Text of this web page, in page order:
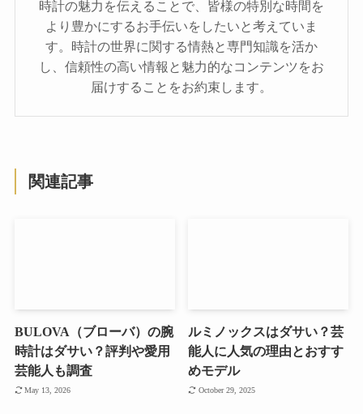
時計の魅力を伝えることで、皆様の特別な時間を
より豊かにするお手伝いをしたいと考えていま
す。時計の世界に関する情熱と専門知識を活か
し、信頼性の高い情報と魅力的なコンテンツをお
届けすることをお約束します。
関連記事
BULOVA（ブローバ）の腕
時計はダサい？評判や愛用
芸能人も調査
May 13, 2026
ルミノックスはダサい？芸
能人に人気の理由とおすす
めモデル
October 29, 2025